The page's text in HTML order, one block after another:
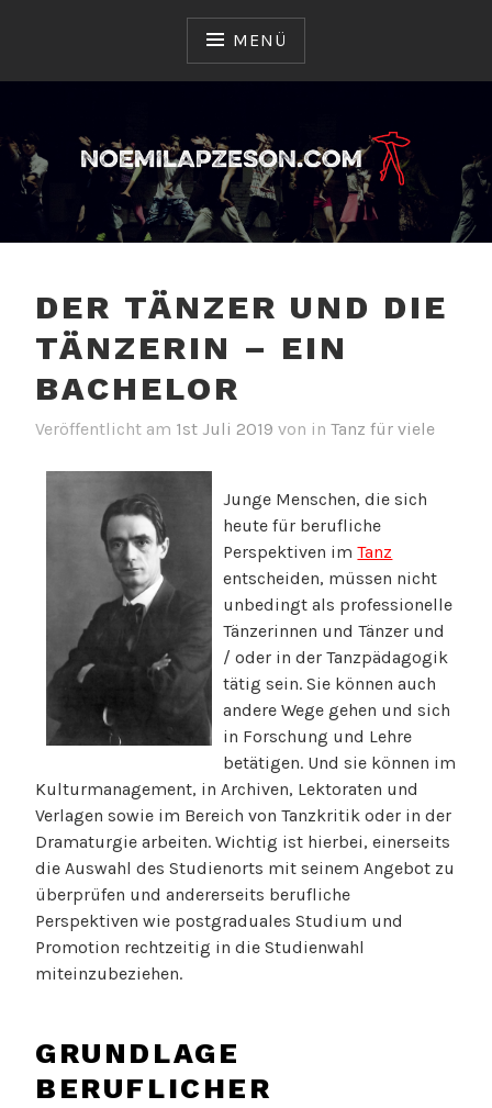
MENÜ
NOEMILAPZESON.COM
Sie erhalten hier Informationen über die vielen
Arten des Tanzes
DER TÄNZER UND DIE
TÄNZERIN – EIN
BACHELOR
Veröffentlicht am 1st Juli 2019 von in Tanz für viele
Junge Menschen, die sich
heute für berufliche
Perspektiven imTanz
entscheiden, müssen nicht
unbedingt als professionelle
Tänzerinnen und Tänzer und
/ oder in der Tanzpädagogik
tätig sein. Sie können auch
andere Wege gehen und sich
in Forschung und Lehre
betätigen. Und sie können im
Kulturmanagement, in Archiven, Lektoraten und
Verlagen sowie im Bereich von Tanzkritik oder in der
Dramaturgie arbeiten. Wichtig ist hierbei, einerseits
die Auswahl des Studienorts mit seinem Angebot zu
überprüfen und andererseits berufliche
Perspektiven wie postgraduales Studium und
Promotion rechtzeitig in die Studienwahl
miteinzubeziehen.
GRUNDLAGE
BERUFLICHER